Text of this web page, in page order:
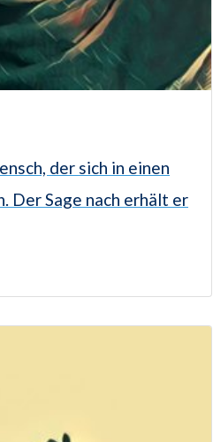
der sich in einen
Der Sage nach erhält er